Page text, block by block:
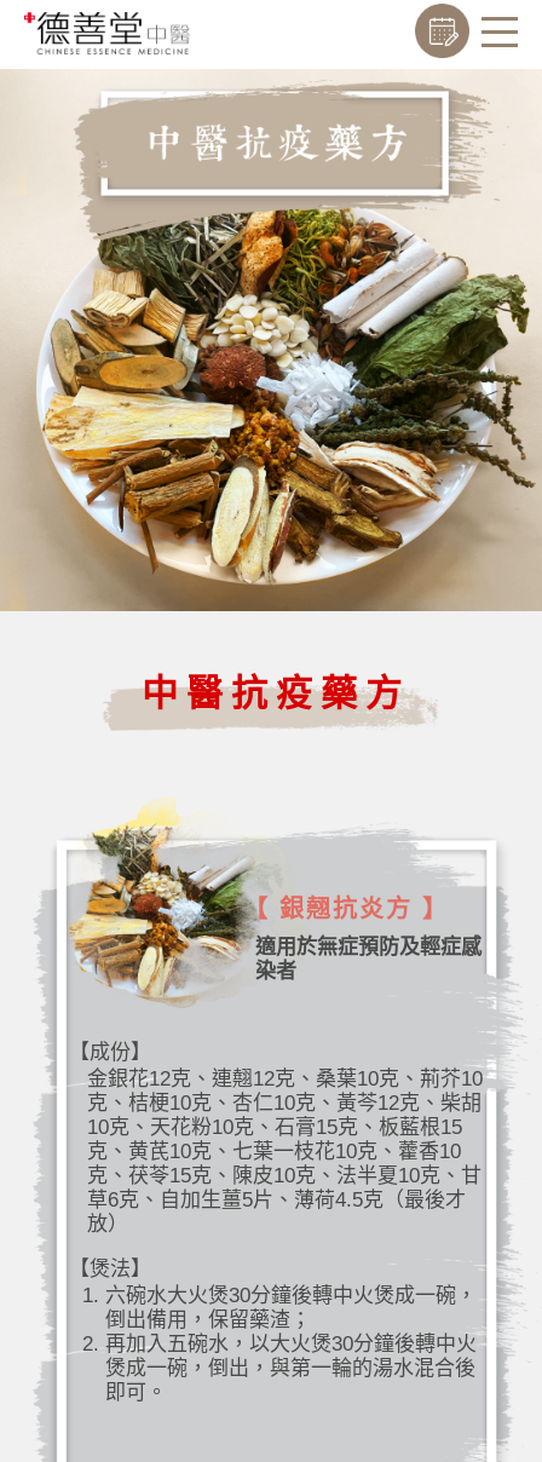
中醫抗疫藥方
【 銀翹抗炎方 】
適用於無症預防及輕症感
染者
【成份】
金銀花12克、連翹12克、桑葉10克、荊芥10
克、桔梗10克、杏仁10克、黃芩12克、柴胡
10克、天花粉10克、石膏15克、板藍根15
克、黄芪10克、七葉一枝花10克、藿香10
克、茯苓15克、陳皮10克、法半夏10克、甘
草6克、自加生薑5片、薄荷4.5克（最後才
放）
【煲法】
六碗水大火煲30分鐘後轉中火煲成一碗，
倒出備用，保留藥渣；
再加入五碗水，以大火煲30分鐘後轉中火
煲成一碗，倒出，與第一輪的湯水混合後
即可。